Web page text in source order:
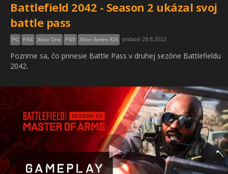
Battlefield 2042 - Season 2 ukázal svoj
battle pass
PC PS4 Xbox One PS5 Xbox Series X|S pridané 29.8.2022
Pozrime sa, čo prinesie Battle Pass v druhej sezóne Battlefieldu
2042.